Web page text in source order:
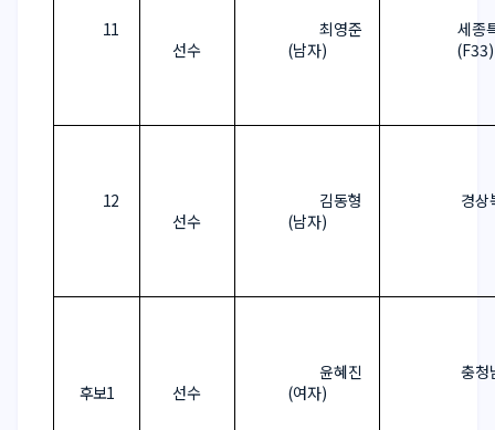
11
선수
최영준
(남자)
세종
(F33)
12
선수
김동형
(남자)
경상
후보1 선수
윤혜진
(여자)
충청